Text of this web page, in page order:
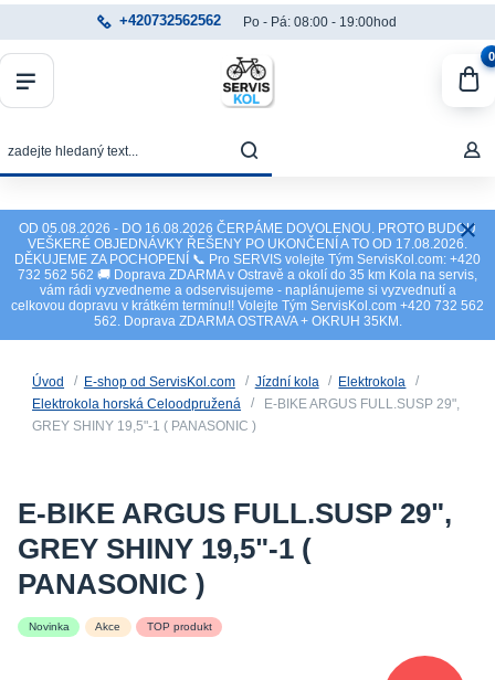
OD 05.08.2026 - DO 16.08.2026 ČERPÁME DOVOLENOU. PROTO BUDOU
VEŠKERÉ OBJEDNÁVKY ŘEŠENY PO UKONČENÍ A TO OD 17.08.2026.
DĚKUJEME ZA POCHOPENÍ 📞 Pro SERVIS volejte Tým ServisKol.com: +420
732 562 562 🚚 Doprava ZDARMA v Ostravě a okolí do 35 km Kola na servis,
vám rádi vyzvedneme a odservisujeme - naplánujeme si vyzvednutí a
celkovou dopravu v krátkém termínu!! Volejte Tým ServisKol.com +420 732 562
562. Doprava ZDARMA OSTRAVA + OKRUH 35KM.
+420732562562 Po - Pá: 08:00 - 19:00hod
0
Úvod E-shop od ServisKol.com Jízdní kola
Elektrokola
Elektrokola horská Celoodpružená
E-BIKE ARGUS FULL.SUSP 29",
GREY SHINY 19,5"-1 ( PANASONIC )
E-BIKE ARGUS FULL.SUSP 29",
GREY SHINY 19,5"-1 (
PANASONIC )
Novinka Akce TOP produkt